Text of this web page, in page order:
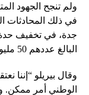
ولم تنجح الجهود
في ذلك المحادثات
جدة، في تخفيف
البالغ عددهم 50 مليون نسمة من نقص الغذاء.
وقال بيريلو “إننا
الوطني أمر ممكن.